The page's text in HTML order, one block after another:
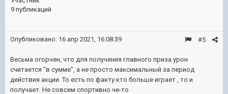
9 публикаций
#5
Опубликовано: 16 апр 2021, 16:08:39
Весьма огорчен, что для получения главного приза урон
считается "в сумме", а не просто максимальный за период
действия акции. То есть по факту кто больше играет , то и
получает. Не совсем спортивно че-то